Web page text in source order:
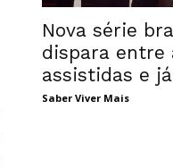
Nova série
dispara entre
assistidas e
Saber Viver Mais